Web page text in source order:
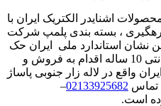
اشنایدر الکتریک ایران با
رهگیری ، بسته بندی پلمپ شرکت
نشان استاندارد ملی ایران حک
شده برروی محصولات خود و گارانتی 10 ساله اقدام به فروش و
واقع در لاله زار جنوبی پاساژ
02133925682
–
است.